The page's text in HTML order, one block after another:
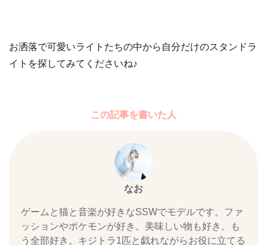
お洒落で可愛いライトたちの中から自分だけのスタンドラ
イトを探してみてくださいね♪
この記事を書いた人
なお
ゲームと猫と音楽が好きなSSWでモデルです。ファ
ッションやポケモンが好き。美味しい物も好き。も
う全部好き。キジトラ1匹と戯れながらお役に立てる